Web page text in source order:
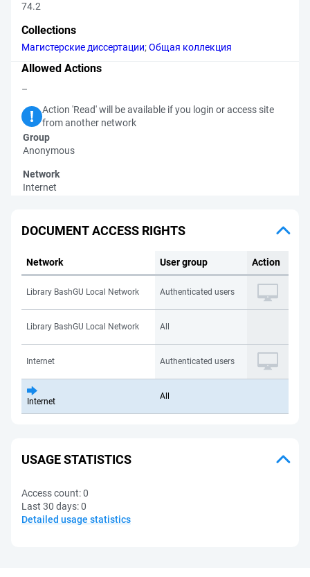
74.2
Collections
Магистерские диссертации;Общая коллекция
Allowed Actions
–
Action 'Read' will be available if you login or access site
from another network
Group
Anonymous
Network
Internet
DOCUMENT ACCESS RIGHTS
Network User group Action
Library BashGU Local Network Authenticated users
Library BashGU Local Network All
Internet Authenticated users
Internet
All
USAGE STATISTICS
Access count:0
Last 30 days:0
Detailed usage statistics